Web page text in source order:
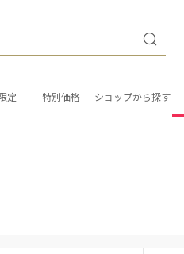
定 特別価格 ショップから探す